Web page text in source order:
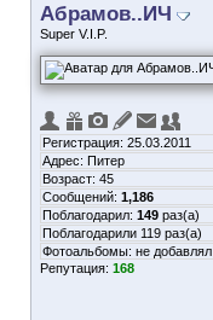
Абрамов..ИЧ
Super V.I.P.
Регистрация: 25.03.2011
Адрес: Питер
Возраст: 45
Сообщений: 1,186
Поблагодарил: 149 раз(а)
Поблагодарили 119 раз(а)
Фотоальбомы: не добавлял
Репутация: 168